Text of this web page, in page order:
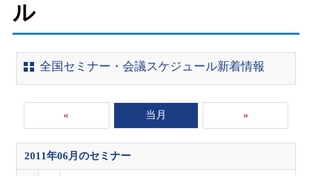
ル
全国セミナー・会議スケジュール新着情報
« 当月 »
2011年06月のセミナー